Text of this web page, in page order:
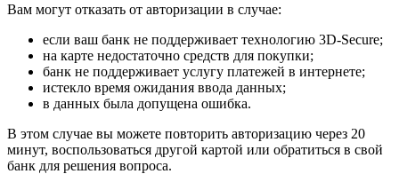
Вам могут отказать от авторизации в случае:
если ваш банк не поддерживает технологию 3D-Secure;
на карте недостаточно средств для покупки;
банк не поддерживает услугу платежей в интернете;
истекло время ожидания ввода данных;
в данных была допущена ошибка.
В этом случае вы можете повторить авторизацию через 20
минут, воспользоваться другой картой или обратиться в свой
банк для решения вопроса.